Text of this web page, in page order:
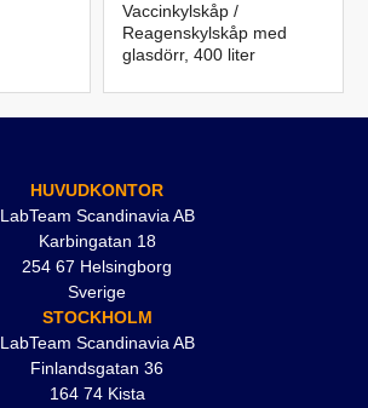
Vaccinkylskåp /
Reagenskylskåp med
glasdörr, 400 liter
HUVUDKONTOR
LabTeam Scandinavia AB
Karbingatan 18
254 67 Helsingborg
Sverige
STOCKHOLM
LabTeam Scandinavia AB
Finlandsgatan 36
164 74 Kista